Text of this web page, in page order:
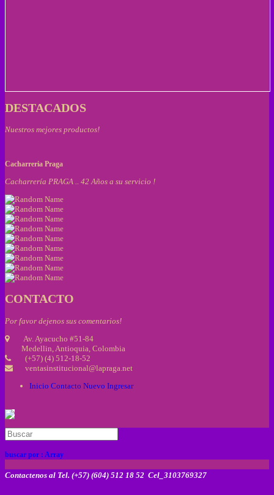
DESTACADOS
Nuestros mejores productos!
Cacharreria Praga
Cacharrería PRAGA .. 42 Años a su servicio !
CONTACTO
Por favor dejenos sus comentarios!
Av. Ayacucho #51-84
Medellin, Antioquia, Colombia
(+57) (4) 512-18-52
ventasinstitucional@lapraga.net
Inicio Contacto Nuevo Ingresar
buscar por : Array
Contactenos al Tel. (+57) (604) 512 18 52 Cel_3103769327